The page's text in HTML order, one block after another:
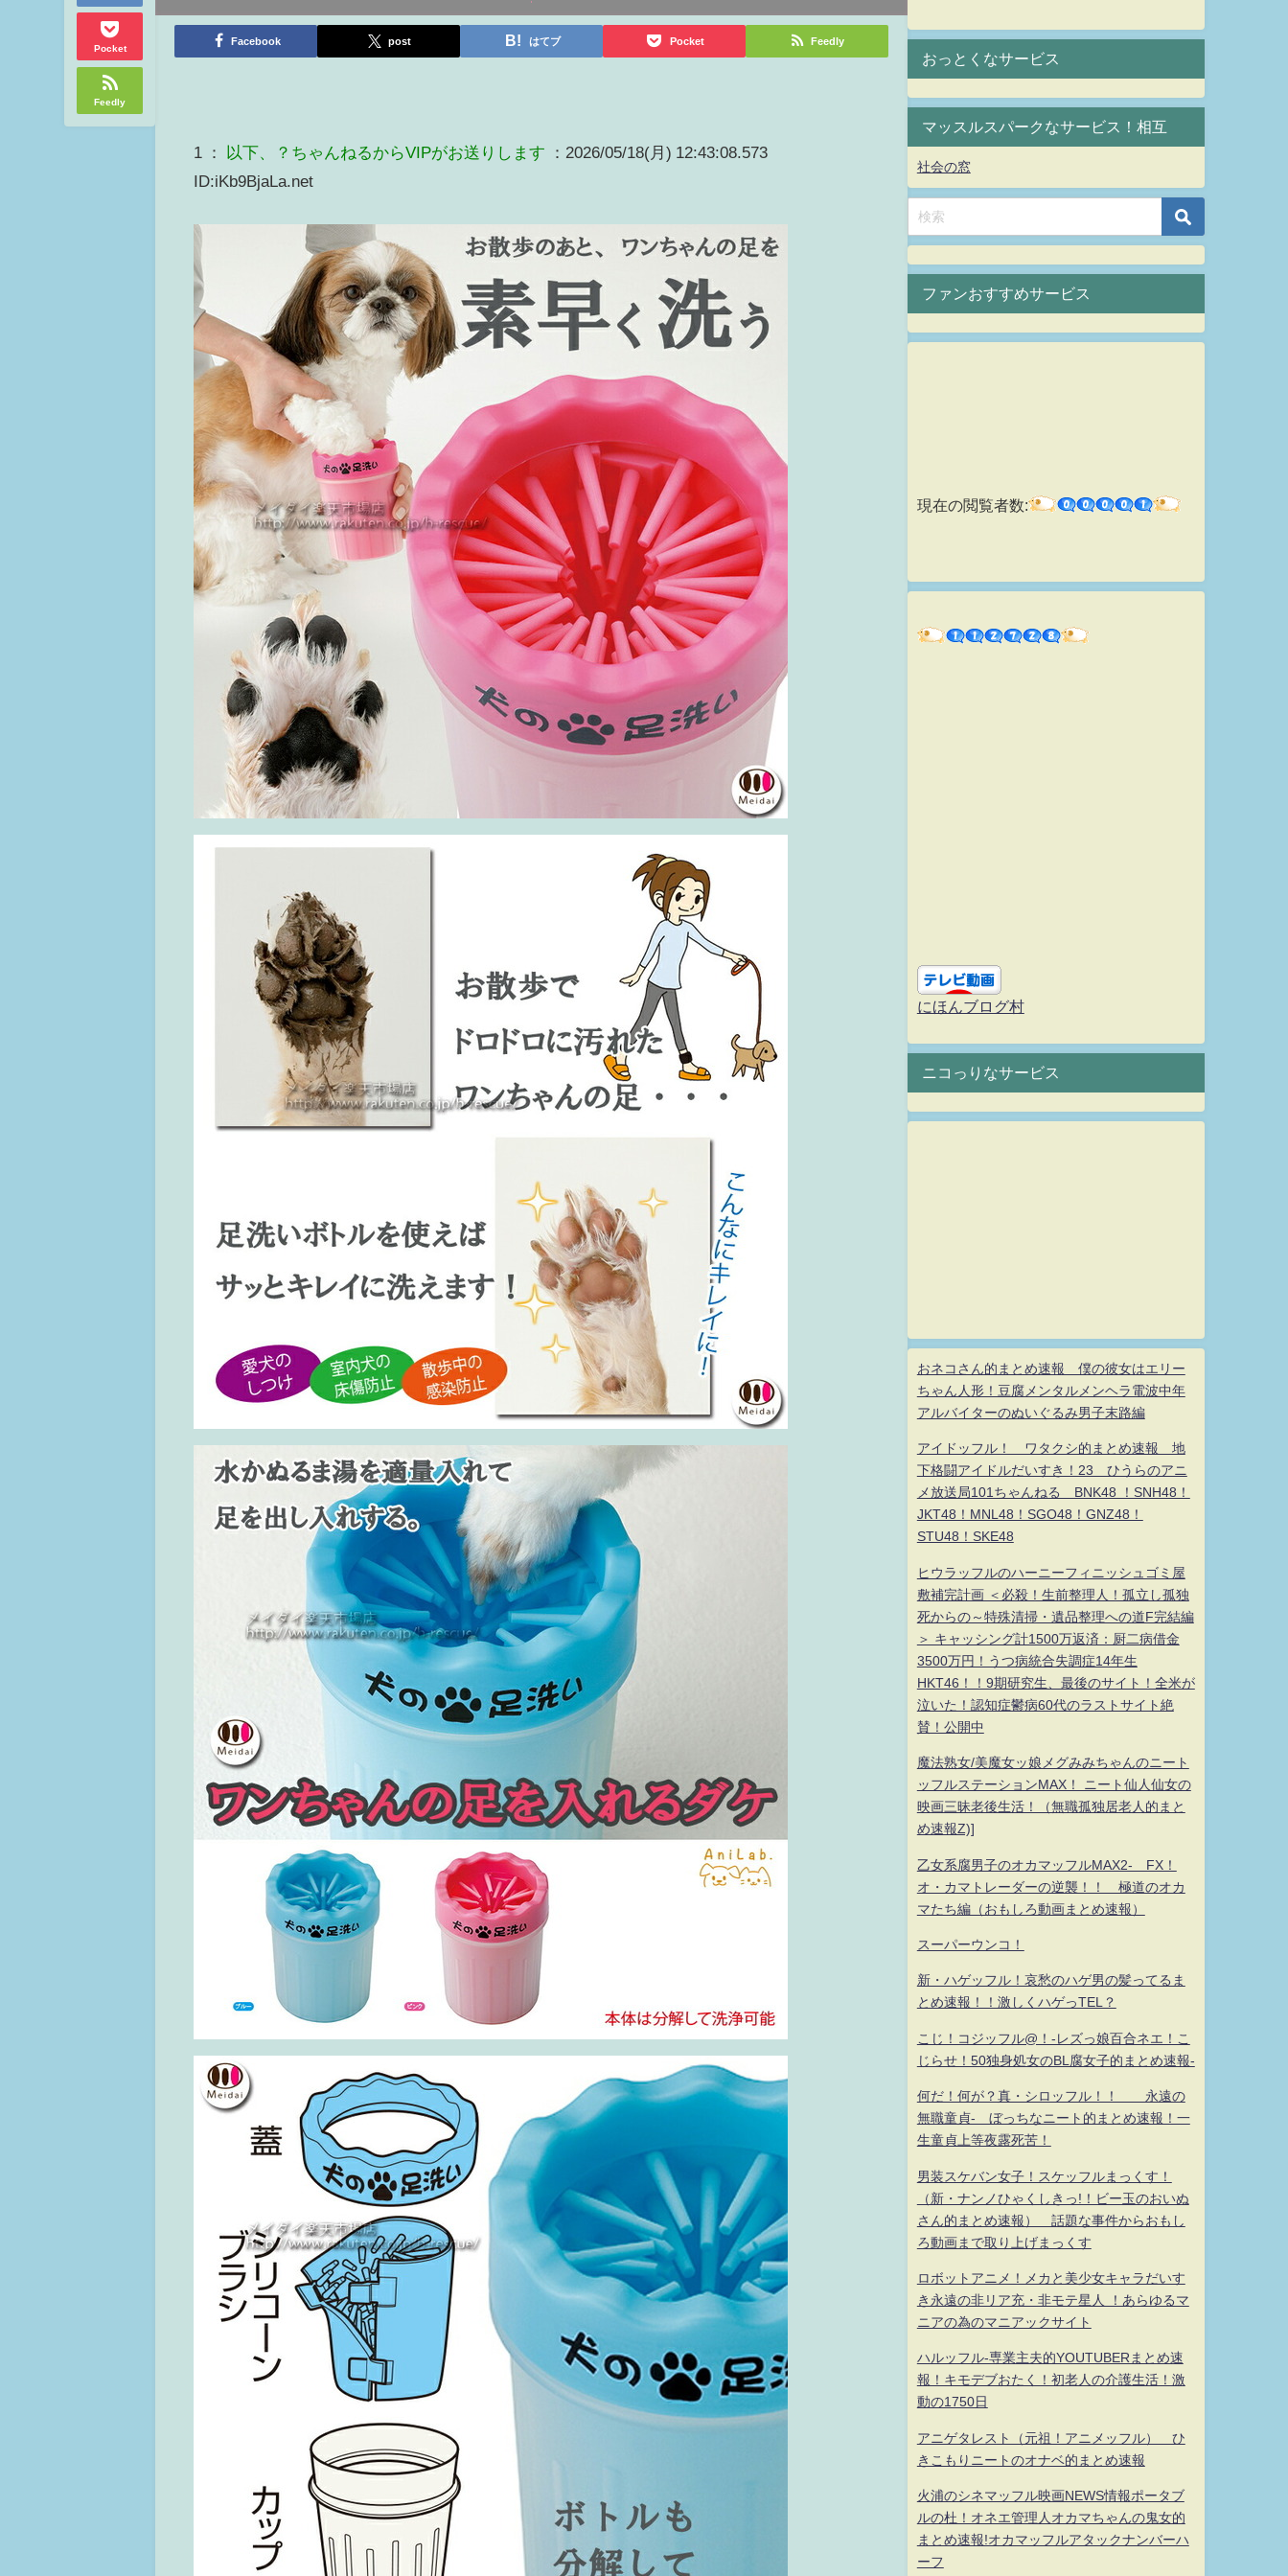
Pocket
Feedly
Facebook post はてブ Pocket Feedly
1 ： 以下、？ちゃんねるからVIPがお送りします ：2026/05/18(月) 12:43:08.573
ID:iKb9BjaLa.net
おっとくなサービス
マッスルスパークなサービス！相互
社会の窓
ファンおすすめサービス
現在の閲覧者数:
にほんブログ村
ニコっりなサービス
おネコさん的まとめ速報 僕の彼女はエリー
ちゃん人形！豆腐メンタルメンヘラ電波中年
アルバイターのぬいぐるみ男子末路編
アイドッフル！ ワタクシ的まとめ速報 地
下格闘アイドルだいすき！23 ひうらのアニ
メ放送局101ちゃんねる BNK48 ！SNH48！
JKT48！MNL48！SGO48！GNZ48！
STU48！SKE48
ヒウラッフルのハーニーフィニッシュゴミ屋
敷補完計画 ＜必殺！生前整理人！孤立し孤独
死からの～特殊清掃・遺品整理への道F完結編
＞ キャッシング計1500万返済：厨二病借金
3500万円！うつ病統合失調症14年生
HKT46！！9期研究生、最後のサイト！全米が
泣いた！認知症鬱病60代のラストサイト絶
賛！公開中
魔法熟女/美魔女ッ娘メグみみちゃんのニート
ッフルステーションMAX！ ニート仙人仙女の
映画三昧老後生活！（無職孤独居老人的まと
め速報Z)]
乙女系腐男子のオカマッフルMAX2- FX！
オ・カマトレーダーの逆襲！！ 極道のオカ
マたち編（おもしろ動画まとめ速報）
スーパーウンコ！
新・ハゲッフル！哀愁のハゲ男の髪ってるま
とめ速報！！激しくハゲっTEL？
こじ！コジッフル@！-レズっ娘百合ネエ！こ
じらせ！50独身処女のBL腐女子的まとめ速報-
何だ！何が？真・シロッフル！！ 永遠の
無職童貞- ぼっちなニート的まとめ速報！一
生童貞上等夜露死苦！
男装スケバン女子！スケッフルまっくす！
（新・ナンノひゃくしきっ!！ビー玉のおいぬ
さん的まとめ速報） 話題な事件からおもし
ろ動画まで取り上げまっくす
ロボットアニメ！メカと美少女キャラだいす
き永遠の非リア充・非モテ星人 ！あらゆるマ
ニアの為のマニアックサイト
ハルッフル-専業主夫的YOUTUBERまとめ速
報！キモデブおたく！初老人の介護生活！激
動の1750日
アニゲタレスト（元祖！アニメッフル） ひ
きこもりニートのオナベ的まとめ速報
火浦のシネマッフル映画NEWS情報ポータブ
ルの杜！オネエ管理人オカマちゃんの鬼女的
まとめ速報!オカマッフルアタックナンバーハ
ーフ